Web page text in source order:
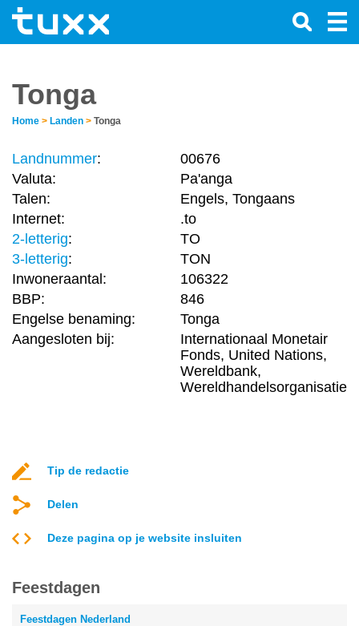
Tonga
Home > Landen > Tonga
Landnummer:
00676
Valuta:
Pa'anga
Talen:
Engels, Tongaans
Internet:
.to
2-letterig:
TO
3-letterig:
TON
Inwoneraantal:
106322
BBP:
846
Engelse benaming:
Tonga
Aangesloten bij:
Internationaal Monetair
Fonds, United Nations,
Wereldbank,
Wereldhandelsorganisatie
Tip de redactie
Delen
Deze pagina op je website insluiten
Feestdagen
Feestdagen Nederland